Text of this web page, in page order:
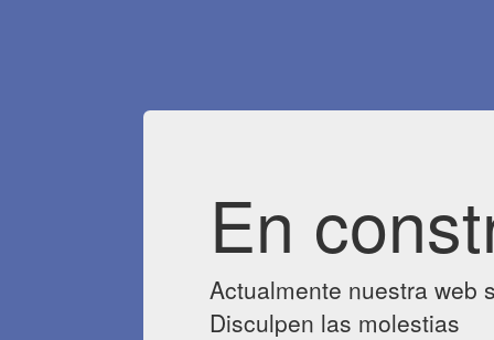
En
Actualmente nuestra web
Disculpen las molestias